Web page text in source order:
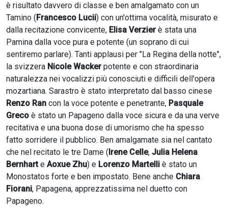
è risultato davvero di classe e ben amalgamato con un
Tamino (Francesco Lucii) con un'ottima vocalità, misurato e
dalla recitazione convicente, Elisa Verzierè stata una
Pamina dalla voce pura e potente (un soprano di cui
sentiremo parlare). Tanti applausi per "La Regina della notte",
la svizzera Nicole Wackerpotente e con straordinaria
naturalezza nei vocalizzi più conosciuti e difficili dell'opera
mozartiana. Sarastro è stato interpretato dal basso cinese
Renzo Ran con la voce potente e penetrante, Pasquale
Greco è stato un Papageno dalla voce sicura e da una verve
recitativa e una buona dose di umorismo che ha spesso
fatto sorridere il pubblico. Ben amalgamate sia nel cantato
che nel recitato le tre Dame (Irene Celle, Julia Helena
Bernharte Aoxue Zhu) e Lorenzo Martelli è stato un
Monostatos forte e ben impostato. Bene anche Chiara
Fiorani, Papagena, apprezzatissima nel duetto con
Papageno.